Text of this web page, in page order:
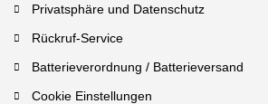
Privatsphäre und Datenschutz
Rückruf-Service
Batterieverordnung / Batterieversand
Cookie Einstellungen